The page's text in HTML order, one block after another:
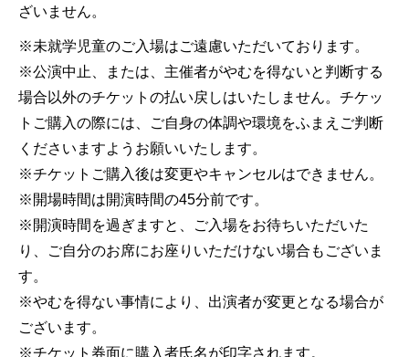
ざいません。
※未就学児童のご入場はご遠慮いただいております。
※公演中止、または、主催者がやむを得ないと判断する
場合以外のチケットの払い戻しはいたしません。チケッ
トご購入の際には、ご自身の体調や環境をふまえご判断
くださいますようお願いいたします。
※チケットご購入後は変更やキャンセルはできません。
※開場時間は開演時間の45分前です。
※開演時間を過ぎますと、ご入場をお待ちいただいた
り、ご自分のお席にお座りいただけない場合もございま
す。
※やむを得ない事情により、出演者が変更となる場合が
ございます。
※チケット券面に購入者氏名が印字されます。